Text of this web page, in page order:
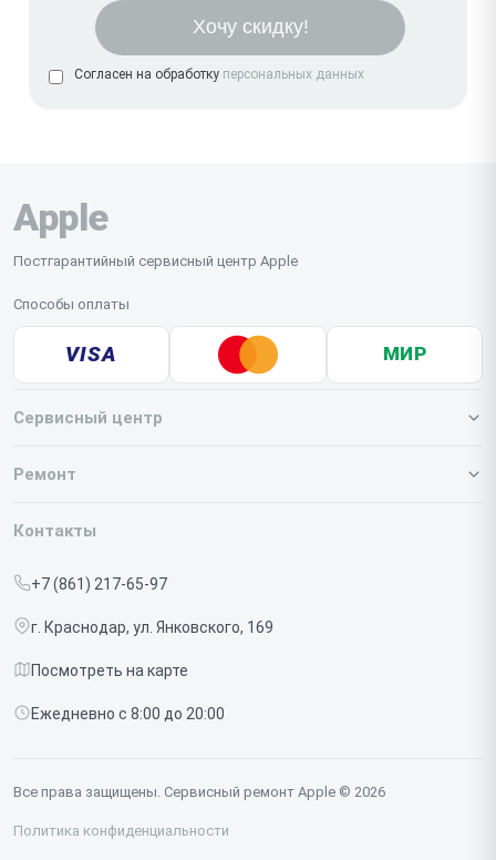
Согласен на обработку персональных данных
Apple
Постгарантийный сервисный центр Apple
Способы оплаты
VISA МИР
Сервисный центр
О нашем сервисе
Срочный ремонт
Доставка и способы оплаты
Диагностика
Контакты
Ремонт
Iphone
Studio Display
Контакты
+7 (861) 217-65-97
г. Краснодар, ул. Янковского, 169
Посмотреть на карте
Ежедневно с 8:00 до 20:00
Все права защищены. Сервисный ремонт Apple © 2026
Политика конфиденциальности